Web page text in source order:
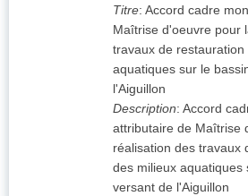
Titre: Accord cadre
Maîtrise d'oeuvre pour
travaux de restauration
aquatiques sur le
l'Aiguillon
Description: Accord
attributaire de Maîtrise
réalisation des travaux
des milieux aquatiques
versant de l'Aiguillon